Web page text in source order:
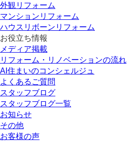
外観リフォーム
マンションリフォーム
ハウスリボーンリフォーム
お役立ち情報
メディア掲載
リフォーム・リノベーションの流れ
AI住まいのコンシェルジュ
よくあるご質問
スタッフブログ
スタッフブログ一覧
お知らせ
その他
お客様の声